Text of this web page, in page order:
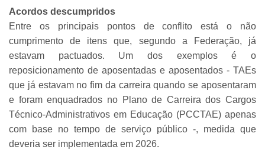
Acordos descumpridos
Entre os principais pontos de conflito está o não
cumprimento de itens que, segundo a Federação, já
estavam pactuados. Um dos exemplos é o
reposicionamento de aposentadas e aposentados - TAEs
que já estavam no fim da carreira quando se aposentaram
e foram enquadrados no Plano de Carreira dos Cargos
Técnico-Administrativos em Educação (PCCTAE) apenas
com base no tempo de serviço público -, medida que
deveria ser implementada em 2026.